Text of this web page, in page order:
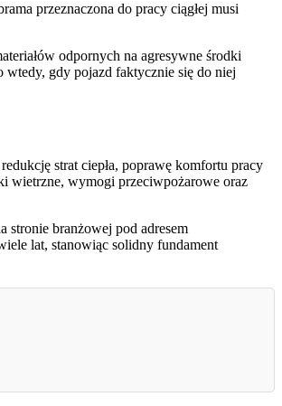
przeznaczona do pracy ciągłej musi
odpornych na agresywne środki
wtedy, gdy pojazd faktycznie się do niej
strat ciepła, poprawę komfortu pracy
wietrzne, wymogi przeciwpożarowe oraz
stronie branżowej pod adresem
lat, stanowiąc solidny fundament